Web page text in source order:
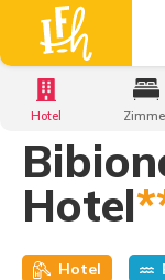
Home Family Hotels
Hotel
Hotel
Hotel